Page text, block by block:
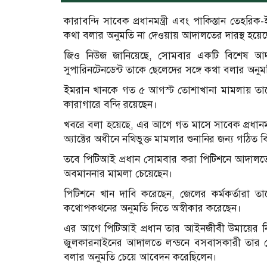
কারাবন্দি সাবেক প্রধানমন্ত্রী এবং পাকিস্তান
কথা বলার অনুমতি না দেওয়ায় আদালতের দারস্থ
জিও নিউজ জানিয়েছে, সোমবার একটি বিশেষ
সুপারিনটেনডেন্ট তাকে ছেলেদের সঙ্গে কথা বলার
ইমরান খানকে গত ৫ আগস্ট তোশাখানা মামলায়
কারাগারে বন্দি রয়েছেন।
খবরে বলা হয়েছে, এর আগে গত মাসে সাবেক
অ্যাক্টের অধীনে নথিভুক্ত মামলার শুনানির জন্য
তবে পিটিআই প্রধান সোমবার করা পিটিশনে
অবমাননার মামলা চেয়েছেন।
পিটিশনে খান দাবি করেছেন, জেলের
কথোপকথনের অনুমতি দিতে অস্বীকার করেছেন।
এর আগে পিটিআই প্রধান তার আইনজীবী উমায়ের
জুলকারনাইনের আদালতে লন্ডনে বসবাসকারী তার
বলার অনুমতি চেয়ে আবেদন করেছিলেন।